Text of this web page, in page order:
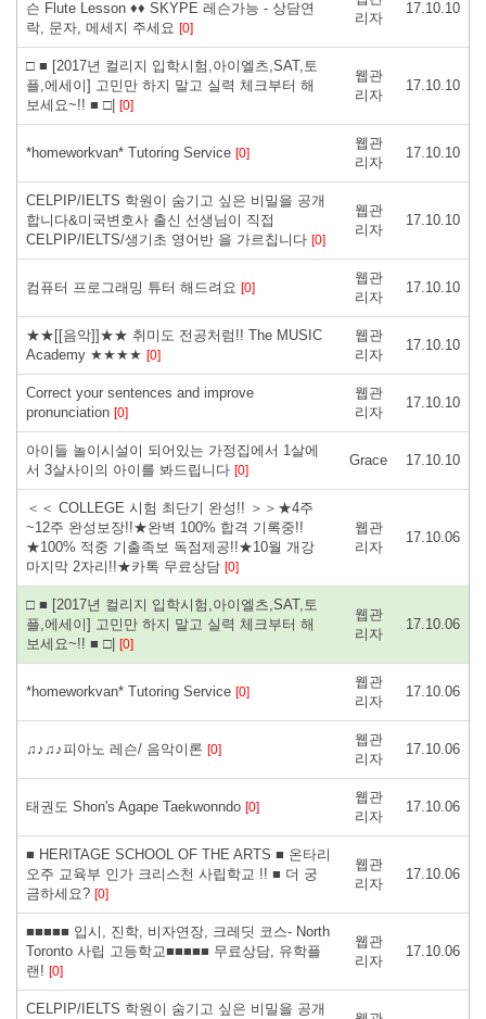
슨 Flute Lesson ♦♦ SKYPE 레슨가능 - 상담연
락, 문자, 메세지 주세요 [0]
리자
17.10.10
□ ■ [2017년 컬리지 입학시험,아이엘츠,SAT,토
플,에세이] 고민만 하지 말고 실력 체크부터 해
보세요~!! ■ □| [0]
웹관
리자
17.10.10
*homeworkvan* Tutoring Service [0]
웹관
리자
17.10.10
CELPIP/IELTS 학원이 숨기고 싶은 비밀을 공개
합니다&미국변호사 출신 선생님이 직접
CELPIP/IELTS/생기초 영어반 을 가르칩니다 [0]
웹관
리자
17.10.10
컴퓨터 프로그래밍 튜터 해드려요 [0]
웹관
리자
17.10.10
★★[[음악]]★★ 취미도 전공처럼!! The MUSIC
Academy ★★★★ [0]
웹관
리자
17.10.10
Correct your sentences and improve
pronunciation [0]
웹관
리자
17.10.10
아이들 놀이시설이 되어있는 가정집에서 1살에
서 3살사이의 아이를 봐드립니다 [0]
Grace 17.10.10
＜＜ COLLEGE 시험 최단기 완성!! ＞＞★4주
~12주 완성보장!!★완벽 100% 합격 기록중!!
★100% 적중 기출족보 독점제공!!★10월 개강
마지막 2자리!!★카톡 무료상담 [0]
웹관
리자
17.10.06
□ ■ [2017년 컬리지 입학시험,아이엘츠,SAT,토
플,에세이] 고민만 하지 말고 실력 체크부터 해
보세요~!! ■ □| [0]
웹관
리자
17.10.06
*homeworkvan* Tutoring Service [0]
웹관
리자
17.10.06
♫♪♫♪피아노 레슨/ 음악이론 [0]
웹관
리자
17.10.06
태권도 Shon's Agape Taekwonndo [0]
웹관
리자
17.10.06
■ HERITAGE SCHOOL OF THE ARTS ■ 온타리
오주 교육부 인가 크리스천 사립학교 !! ■ 더 궁
금하세요? [0]
웹관
리자
17.10.06
■■■■■ 입시, 진학, 비자연장, 크레딧 코스- North
Toronto 사립 고등학교■■■■■ 무료상담, 유학플
랜! [0]
웹관
리자
17.10.06
CELPIP/IELTS 학원이 숨기고 싶은 비밀을 공개